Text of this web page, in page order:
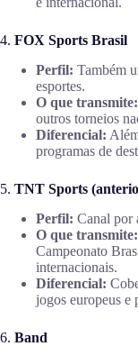
4. FOX Sports Brasil
Perfil: Também
esportes.
O que transmite:
outros torneios
Diferencial:
programas de
5. TNT Sports
Perfil: Canal por
O que transmite:
Campeonato
internacionais.
Diferencial:
jogos europeus e
6. Band